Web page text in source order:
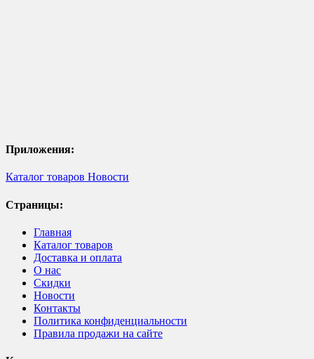
Приложения:
Каталог товаров Новости
Страницы:
Главная
Каталог товаров
Доставка и оплата
О нас
Скидки
Новости
Контакты
Политика конфиденциальности
Правила продажи на сайте